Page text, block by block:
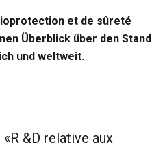
et de sûreté
Überblick über den Stand
und weltweit.
&D relative aux